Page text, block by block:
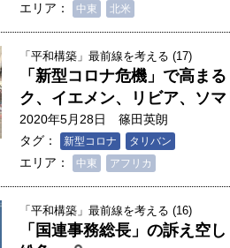
エリア： 中東 北米
「平和構築」最前線を考える (17)
「新型コロナ危機」で高ま
ク、イエメン、リビア、ソ
2020年5月28日
篠田英朗
タグ：
新型コロナ タリバン
エリア： 中東 アフリカ
「平和構築」最前線を考える (16)
「国連事務総長」の訴え空